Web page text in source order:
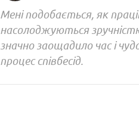
Мені подобається, як
насолоджуються
значно заощадило час і
процес співбесід.